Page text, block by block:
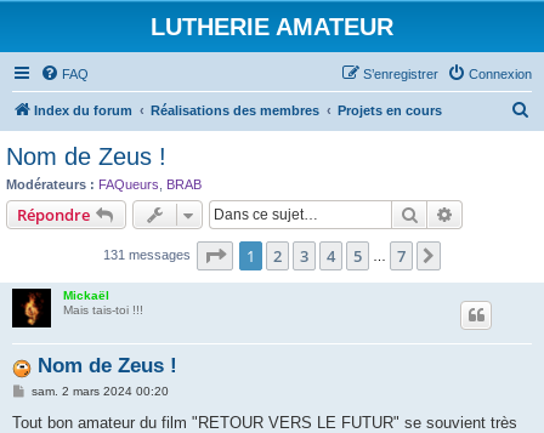
LUTHERIE AMATEUR
FAQ Connexion
S’enregistrer
Index du forum Réalisations des membres Projets en cours
c
e
Nom de Zeus !
Modérateurs : FAQueurs BRAB
Répondre Rechercher
131 messages Page 1sur7
1 2 3 4 5 7
Mickaël
Mais tais-toi !!!
Nom de Zeus !
M
s
sam. 2 mars 2024 00:20
Tout bon amateur du film "RETOUR VERS LE FUTUR" se souvient très